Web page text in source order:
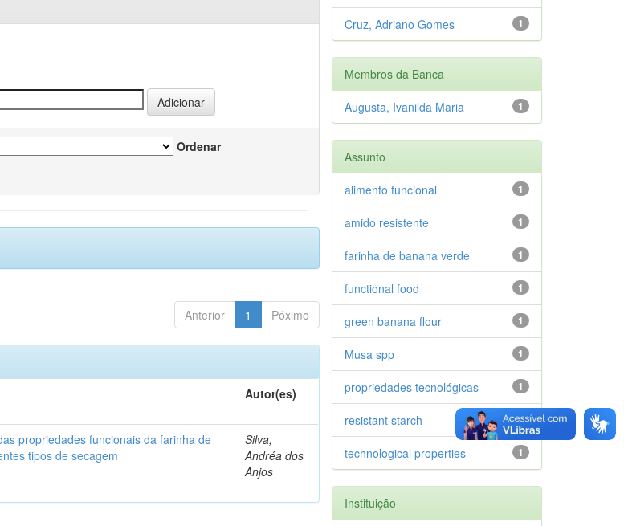
Ordenar
Anterior 1 Póximo
Autor(es)
propriedades funcionais da farinha de
tipos de secagem
Silva,
Andréa dos
Anjos
1
Cruz, Adriano Gomes
Membros da Banca
1
Augusta, Ivanilda Maria
Assunto
1
alimento funcional
1
amido resistente
1
farinha de banana verde
1
functional food
1
green banana flour
1
Musa spp
1
propriedades tecnológicas
1
resistant starch
1
technological properties
Instituição